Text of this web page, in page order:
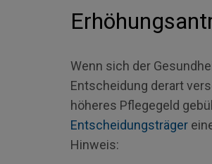
Wenn sich der
Entscheidung derart
höheres Pflegegeld
Entscheidungsträger
Hinweis: